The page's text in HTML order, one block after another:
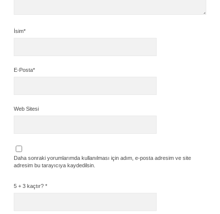
İsim*
E-Posta*
Web Sitesi
Daha sonraki yorumlarımda kullanılması için adım, e-posta adresim ve site
adresim bu tarayıcıya kaydedilsin.
5 + 3 kaçtır? *